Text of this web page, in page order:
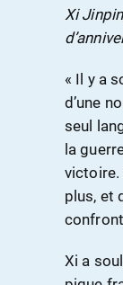
Xi
« Il y a
d’une
seul
la
victoire.
plus, et
Xi a